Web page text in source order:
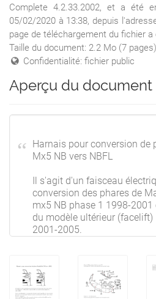
Complete 4.2.33.2002, et a été
05/02/2020 à 13:38, depuis
page de téléchargement du fichier
Taille du document: 2.2 Mo (7
Confidentialité: fichier public
Aperçu du document
Harnais pour conversion de
Mx5 NB vers NBFL
Il s'agit d'un faisceau
conversion des phares de
mx5 NB phase 1 1998-2001
du modèle ultérieur (facelift)
2001-2005.
par phare avec un double
soit allumé en feux de
feux de croisement.